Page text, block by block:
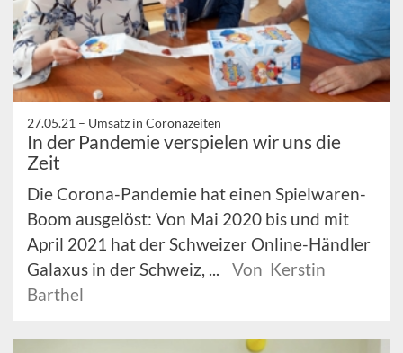
27.05.21 – Umsatz in Coronazeiten
In der Pandemie verspielen wir uns die
Zeit
Die Corona-Pandemie hat einen Spielwaren-
Boom ausgelöst: Von Mai 2020 bis und mit
April 2021 hat der Schweizer Online-Händler
Galaxus in der Schweiz, ...
Von Kerstin
Barthel